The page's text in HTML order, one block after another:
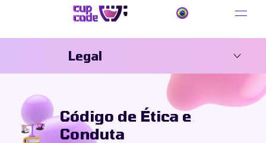
Legal
Início
Políticas
Código de Ética e
Conduta